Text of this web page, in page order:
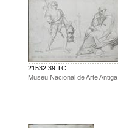
21532.39 TC
Museu Nacional de Arte Antiga